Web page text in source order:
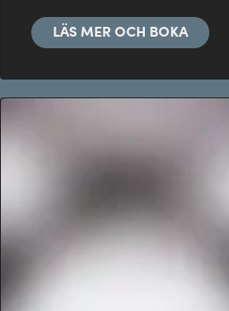
LÄS MER OCH BOKA